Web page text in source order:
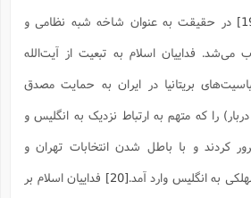
در حقیقت به عنوان شاخه شبه نظامی و
فداییان اسلام به تبعیت از آیت‌الله
بریتانیا در ایران به حمایت مصدق
را که متهم به ارتباط نزدیک به انگلیس و
کردند و با باطل شدن انتخابات تهران و
به انگلیس وارد آمد.[20]
فداییان اسلام بر